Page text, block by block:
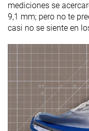
mediciones se
9,1 mm; pero no te
casi no se siente en